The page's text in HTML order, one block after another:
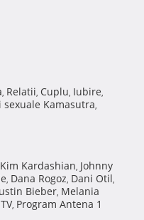
, Relatii, Cuplu, Iubire,
sexuale Kamasutra,
Kim Kardashian, Johnny
, Dana Rogoz, Dani Otil,
Bieber, Melania
, Program Antena 1